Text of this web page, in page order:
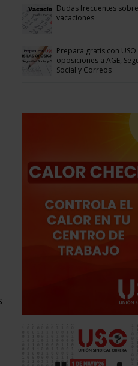
Dudas frecuentes
vacaciones
Prepara gratis con USO
oposiciones a AGE,
Social y Correos